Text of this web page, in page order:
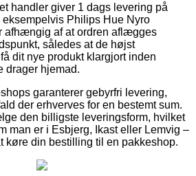
handler giver 1 dags levering på
eksempelvis Philips Hue Nyro
afhængig af at ordren aflægges
således at de højst
dit nye produkt klargjort inden
drager hjemad.
garanterer gebyrfri levering,
der erhverves for en bestemt sum.
den billigste leveringsform, hvilket
man er i Esbjerg, Ikast eller Lemvig –
køre din bestilling til en pakkeshop.